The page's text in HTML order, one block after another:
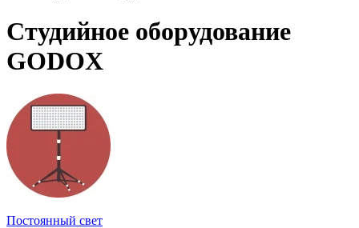
Студийное оборудование
GODOX
Постоянный свет